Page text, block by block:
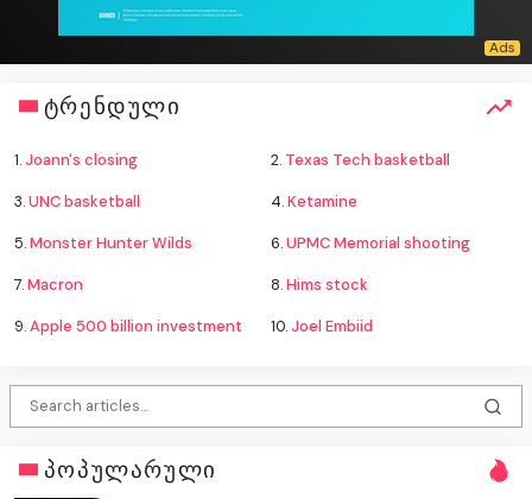
ტრენდული
1.Joann's closing 2. Texas Tech basketball
3.UNC basketball 4.Ketamine
5.Monster Hunter Wilds 6.UPMC Memorial shooting
7.Macron 8.Hims stock
9.Apple 500 billion investment 10.Joel Embiid
პოპულარული